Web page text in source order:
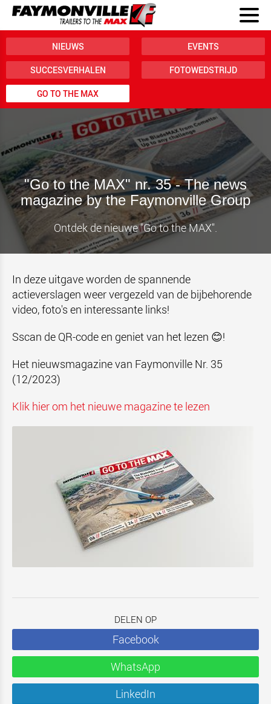
NIEUWS EVENTS
SUCCESVERHALEN FOTOWEDSTRIJD
GO TO THE MAX
"Go to the MAX" nr. 35 - The news
magazine by the Faymonville Group
Ontdek de nieuwe "Go to the MAX".
In deze uitgave worden de spannende
actieverslagen weer vergezeld van de bijbehorende
video, foto's en interessante links!
Sscan de QR-code en geniet van het lezen 😊!
Het nieuwsmagazine van Faymonville Nr. 35
(12/2023)
Klik hier om het nieuwe magazine te lezen
DELEN OP
Facebook
WhatsApp
LinkedIn